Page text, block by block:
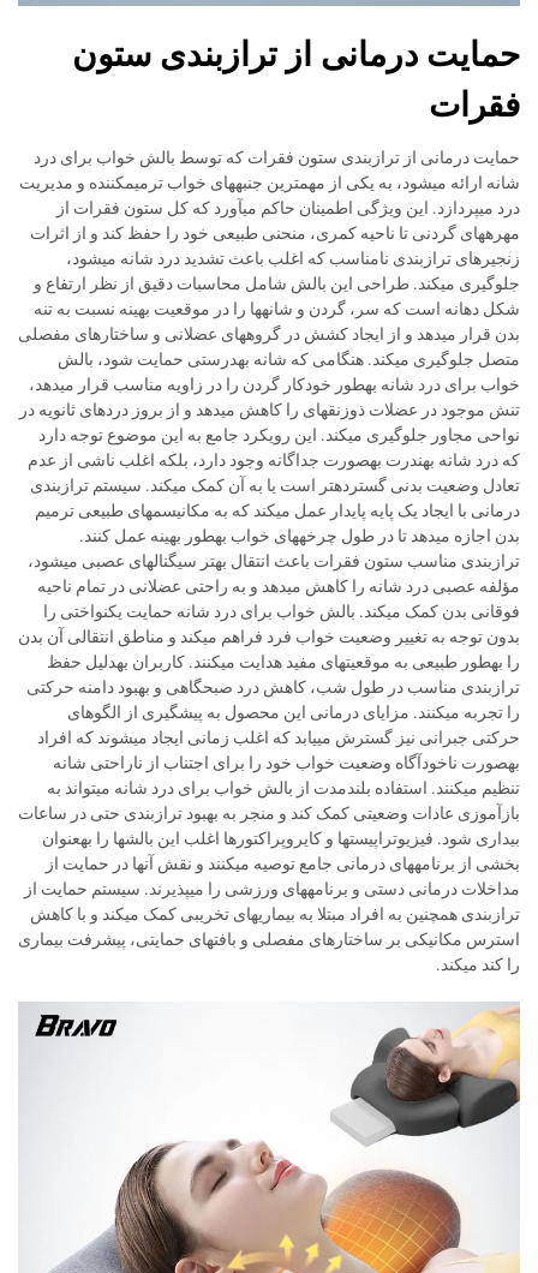
حمایت درمانی از ترازبندی ستون
فقرات
حمایت درمانی از ترازبندی ستون فقرات که توسط بالش خواب برای درد
شانه ارائه میشود، به یکی از مهمترین جنبههای خواب ترمیمکننده و مدیریت
درد میپردازد. این ویژگی اطمینان حاکم میآورد که کل ستون فقرات از
مهرههای گردنی تا ناحیه کمری، منحنی طبیعی خود را حفظ کند و از اثرات
زنجیرهای ترازبندی نامناسب که اغلب باعث تشدید درد شانه میشود،
جلوگیری میکند. طراحی این بالش شامل محاسبات دقیق از نظر ارتفاع و
شکل دهانه است که سر، گردن و شانهها را در موقعیت بهینه نسبت به تنه
بدن قرار میدهد و از ایجاد کشش در گروههای عضلانی و ساختارهای مفصلی
متصل جلوگیری میکند. هنگامی که شانه بهدرستی حمایت شود، بالش
خواب برای درد شانه بهطور خودکار گردن را در زاویه مناسب قرار میدهد،
تنش موجود در عضلات ذوزنقهای را کاهش میدهد و از بروز دردهای ثانویه در
نواحی مجاور جلوگیری میکند. این رویکرد جامع به این موضوع توجه دارد
که درد شانه بهندرت بهصورت جداگانه وجود دارد، بلکه اغلب ناشی از عدم
تعادل وضعیت بدنی گستردهتر است یا به آن کمک میکند. سیستم ترازبندی
درمانی با ایجاد یک پایه پایدار عمل میکند که به مکانیسمهای طبیعی ترمیم
بدن اجازه میدهد تا در طول چرخههای خواب بهطور بهینه عمل کنند.
ترازبندی مناسب ستون فقرات باعث انتقال بهتر سیگنالهای عصبی میشود،
مؤلفه عصبی درد شانه را کاهش میدهد و به راحتی عضلانی در تمام ناحیه
فوقانی بدن کمک میکند. بالش خواب برای درد شانه حمایت یکنواختی را
بدون توجه به تغییر وضعیت خواب فرد فراهم میکند و مناطق انتقالی آن بدن
را بهطور طبیعی به موقعیتهای مفید هدایت میکنند. کاربران بهدلیل حفظ
ترازبندی مناسب در طول شب، کاهش درد صبحگاهی و بهبود دامنه حرکتی
را تجربه میکنند. مزایای درمانی این محصول به پیشگیری از الگوهای
حرکتی جبرانی نیز گسترش مییابد که اغلب زمانی ایجاد میشوند که افراد
بهصورت ناخودآگاه وضعیت خواب خود را برای اجتناب از ناراحتی شانه
تنظیم میکنند. استفاده بلندمدت از بالش خواب برای درد شانه میتواند به
بازآموزی عادات وضعیتی کمک کند و منجر به بهبود ترازبندی حتی در ساعات
بیداری شود. فیزیوتراپیستها و کایروپراکتورها اغلب این بالشها را بهعنوان
بخشی از برنامههای درمانی جامع توصیه میکنند و نقش آنها در حمایت از
مداخلات درمانی دستی و برنامههای ورزشی را میپذیرند. سیستم حمایت از
ترازبندی همچنین به افراد مبتلا به بیماریهای تخریبی کمک میکند و با کاهش
استرس مکانیکی بر ساختارهای مفصلی و بافتهای حمایتی، پیشرفت بیماری
را کند میکند.